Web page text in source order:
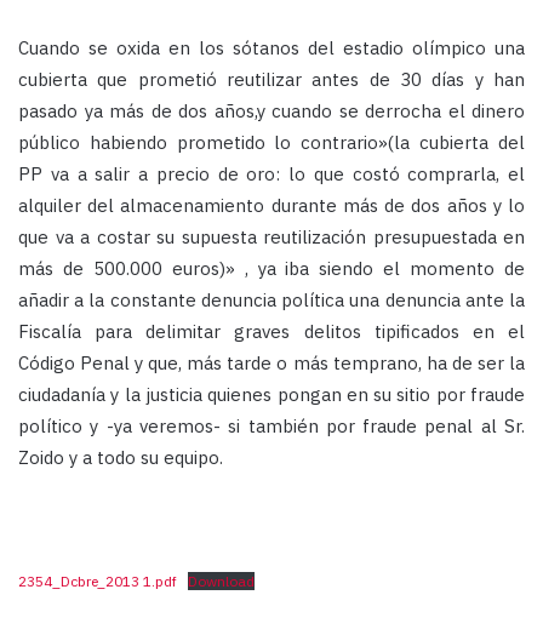
Cuando se oxida en los sótanos del estadio olímpico una
cubierta que prometió reutilizar antes de 30 días y han
pasado ya más de dos años,y cuando se derrocha el dinero
público habiendo prometido lo contrario»(la cubierta del
PP va a salir a precio de oro: lo que costó comprarla, el
alquiler del almacenamiento durante más de dos años y lo
que va a costar su supuesta reutilización presupuestada en
más de 500.000 euros)» , ya iba siendo el momento de
añadir a la constante denuncia política una denuncia ante la
Fiscalía para delimitar graves delitos tipificados en el
Código Penal y que, más tarde o más temprano, ha de ser la
ciudadanía y la justicia quienes pongan en su sitio por fraude
político y -ya veremos- si también por fraude penal al Sr.
Zoido y a todo su equipo.
2354_Dcbre_2013 1.pdf Download